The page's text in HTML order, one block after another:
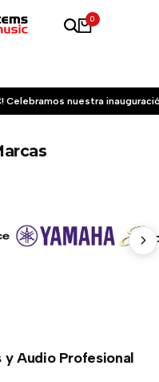
0
Celebramos nuestra
y Audio Profesional